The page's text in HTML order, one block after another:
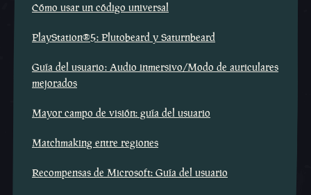
Cómo usar un código universal
PlayStation®5: Plutobeard y Saturnbeard
Guía del usuario: Audio inmersivo/Modo de auriculares
mejorados
Mayor campo de visión: guía del usuario
Matchmaking entre regiones
Recompensas de Microsoft: Guía del usuario